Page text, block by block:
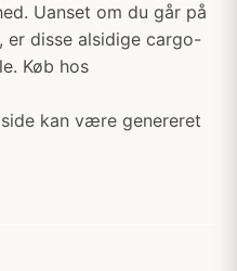
Uanset om du går på
er disse alsidige cargo-
Køb hos
kan være genereret